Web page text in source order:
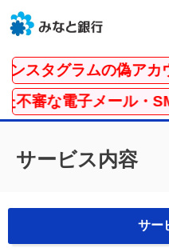
ラムの偽アカウント
ール・SMS（ショー
サービス内容
サー